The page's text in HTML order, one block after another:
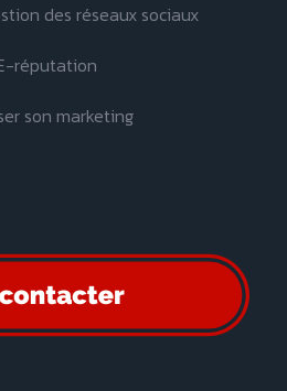
des réseaux sociaux
réputation
son marketing